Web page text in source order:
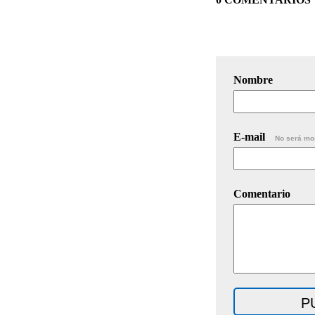
Nombre
E-mail No será
Comentario